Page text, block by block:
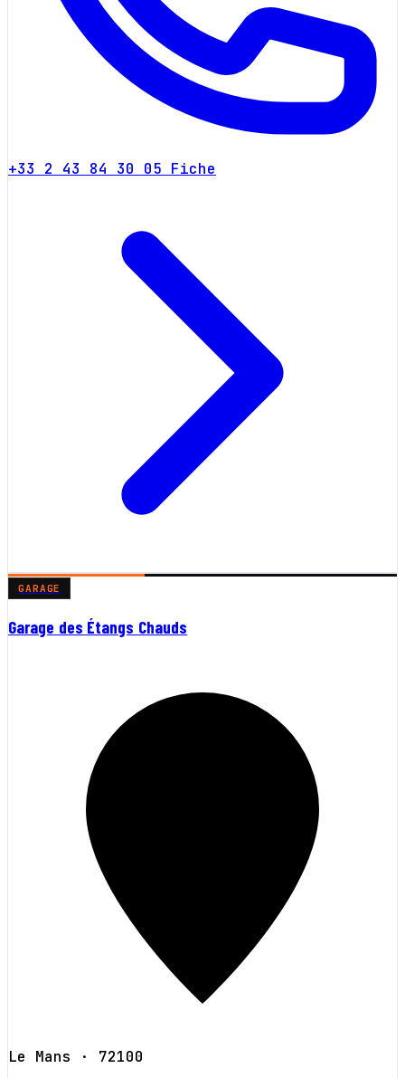
+33 2 43 84 30 05 Fiche
GARAGE
Garage des Étangs Chauds
Le Mans · 72100